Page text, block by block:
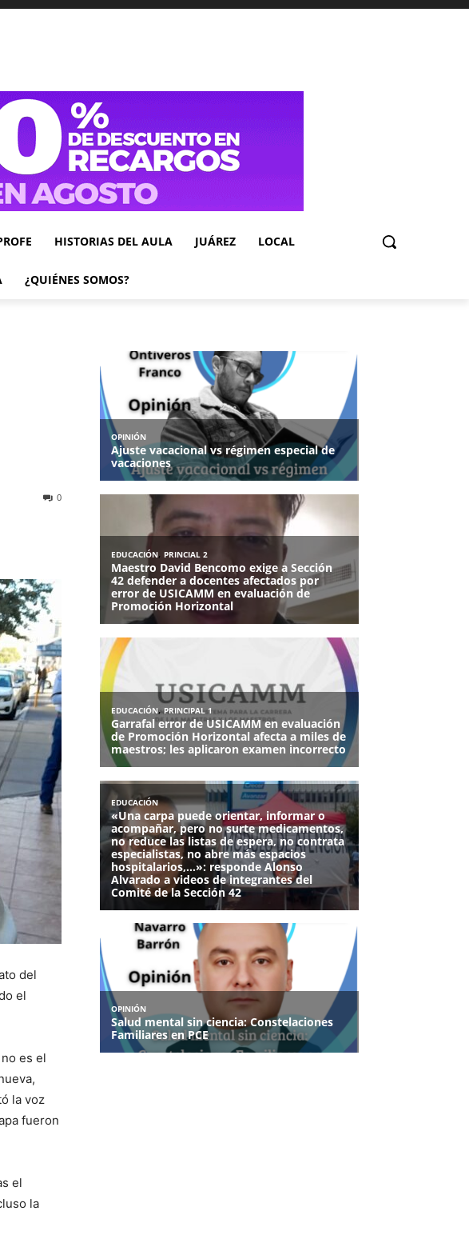
HISTORIAS DEL AULA JUÁREZ LOCAL
¿QUIÉNES SOMOS?
0
del
el
es el
la voz
fueron
el
la